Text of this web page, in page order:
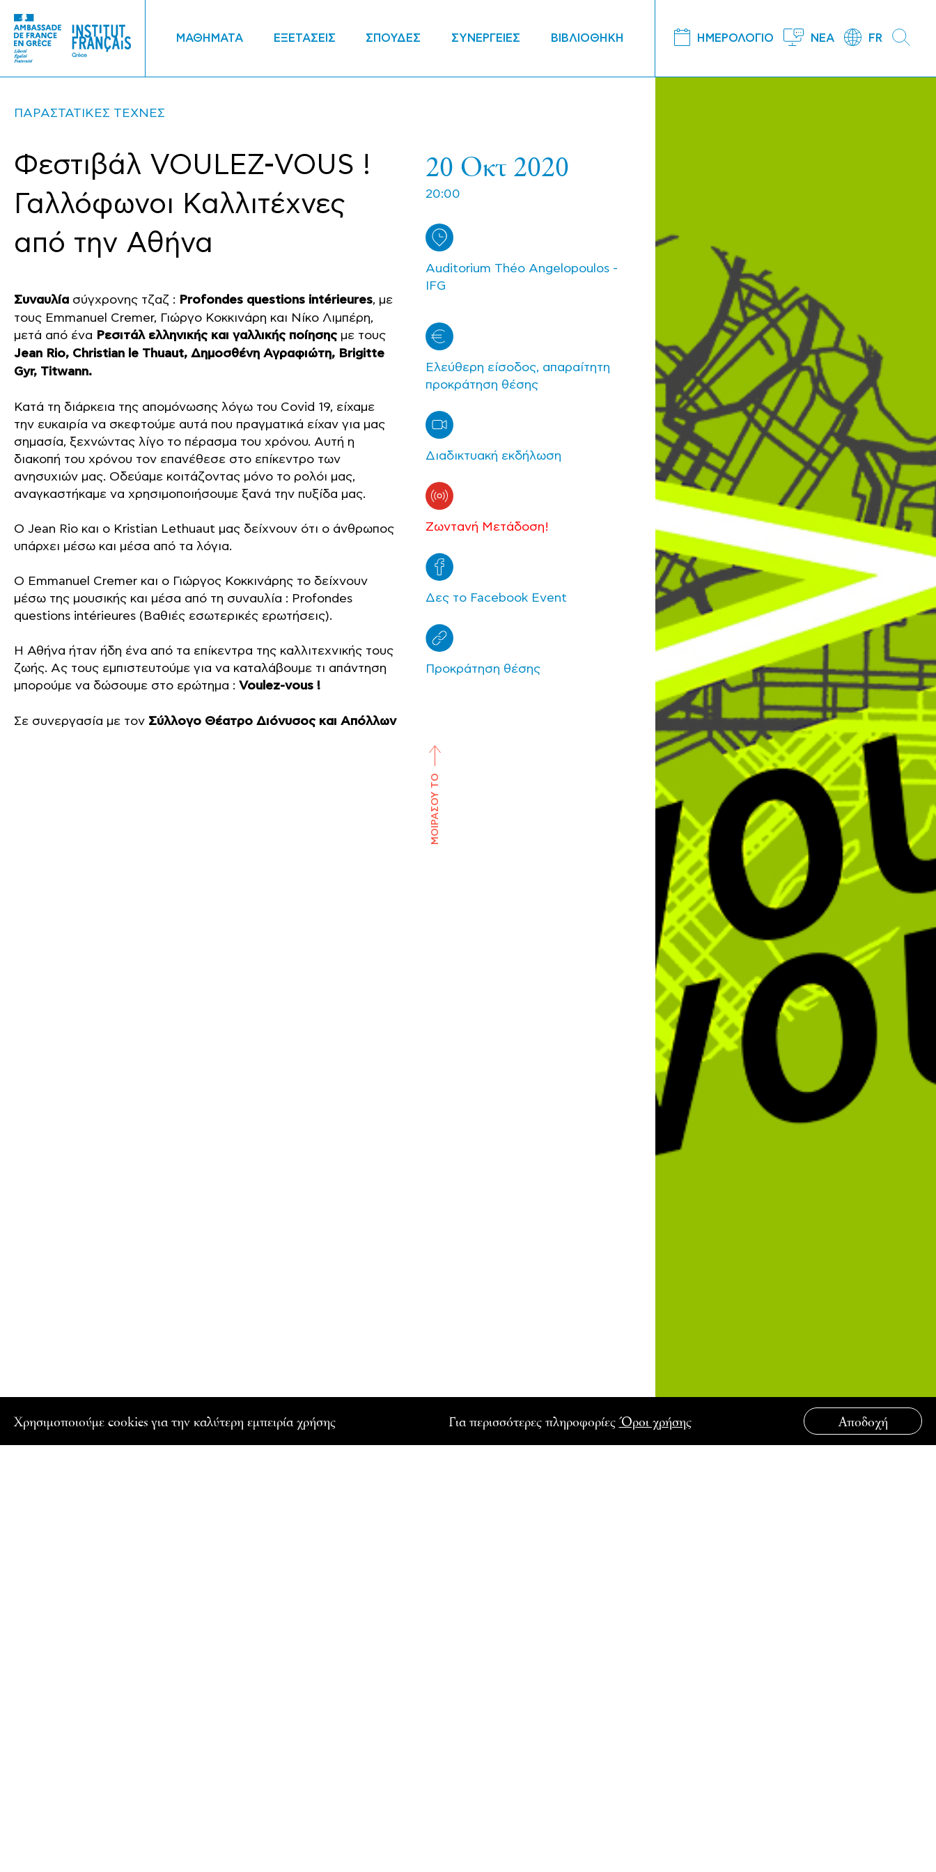
ΜΑΘΗΜΑΤΑ ΕΞΕΤΑΣΕΙΣ ΣΠΟΥΔΕΣ ΣΥΝΕΡΓΕΙΕΣ ΒΙΒΛΙΟΘΗΚΗ ΗΜΕΡΟΛΟΓΙΟ ΝΕΑ FR
ΠΑΡΑΣΤΑΤΙΚΕΣ ΤΕΧΝΕΣ
Φεστιβάλ VOULEZ-VOUS !
Γαλλόφωνοι Καλλιτέχνες
από την Αθήνα
Συναυλία σύγχρονης τζαζ : Profondes questions intérieures, με
τους Emmanuel Cremer, Γιώργο Κοκκινάρη και Nίκο Λιμπέρη,
μετά από ένα Ρεσιτάλ ελληνικής και γαλλικής ποίησηςμε τους
Jean Rio, Christian le Thuaut, Δημοσθένη Αγραφιώτη, Brigitte
Gyr, Titwann.
Κατά τη διάρκεια της απομόνωσης λόγω του Covid 19, είχαμε
την ευκαιρία να σκεφτούμε αυτά που πραγματικά είχαν για μας
σημασία, ξεχνώντας λίγο το πέρασμα του χρόνου. Αυτή η
διακοπή του χρόνου τον επανέθεσε στο επίκεντρο των
ανησυχιών μας. Οδεύαμε κοιτάζοντας μόνο το ρολόι μας,
αναγκαστήκαμε να χρησιμοποιήσουμε ξανά την πυξίδα μας.
Ο Jean Rio και ο Kristian Lethuaut μας δείχνουν ότι ο άνθρωπος
υπάρχει μέσω και μέσα από τα λόγια.
Ο Emmanuel Cremer και ο Γιώργος Κοκκινάρης το δείχνουν
μέσω της μουσικής και μέσα από τη συναυλία : Profondes
questions intérieures (Βαθιές εσωτερικές ερωτήσεις).
Η Αθήνα ήταν ήδη ένα από τα επίκεντρα της καλλιτεχνικής τους
ζωής. Ας τους εμπιστευτούμε για να καταλάβουμε τι απάντηση
μπορούμε να δώσουμε στο ερώτημα : Voulez-vous !
Σε συνεργασία με τον Σύλλογο Θέατρο Διόνυσος και Απόλλων
20 Οκτ 2020
20:00
Auditorium Théo Angelopoulos -
IFG
Ελεύθερη είσοδος, απαραίτητη
προκράτηση θέσης
Διαδικτυακή εκδήλωση
Ζωντανή Μετάδοση!
Δες το Facebook Event
Προκράτηση θέσης
ΜΟΙΡΑΣΟΥ ΤΟ
Xρησιμοποιούμε cookies για την καλύτερη εμπειρία χρήσης Για περισσότερες πληροφορίεςΌροι χρήσης Αποδοχή